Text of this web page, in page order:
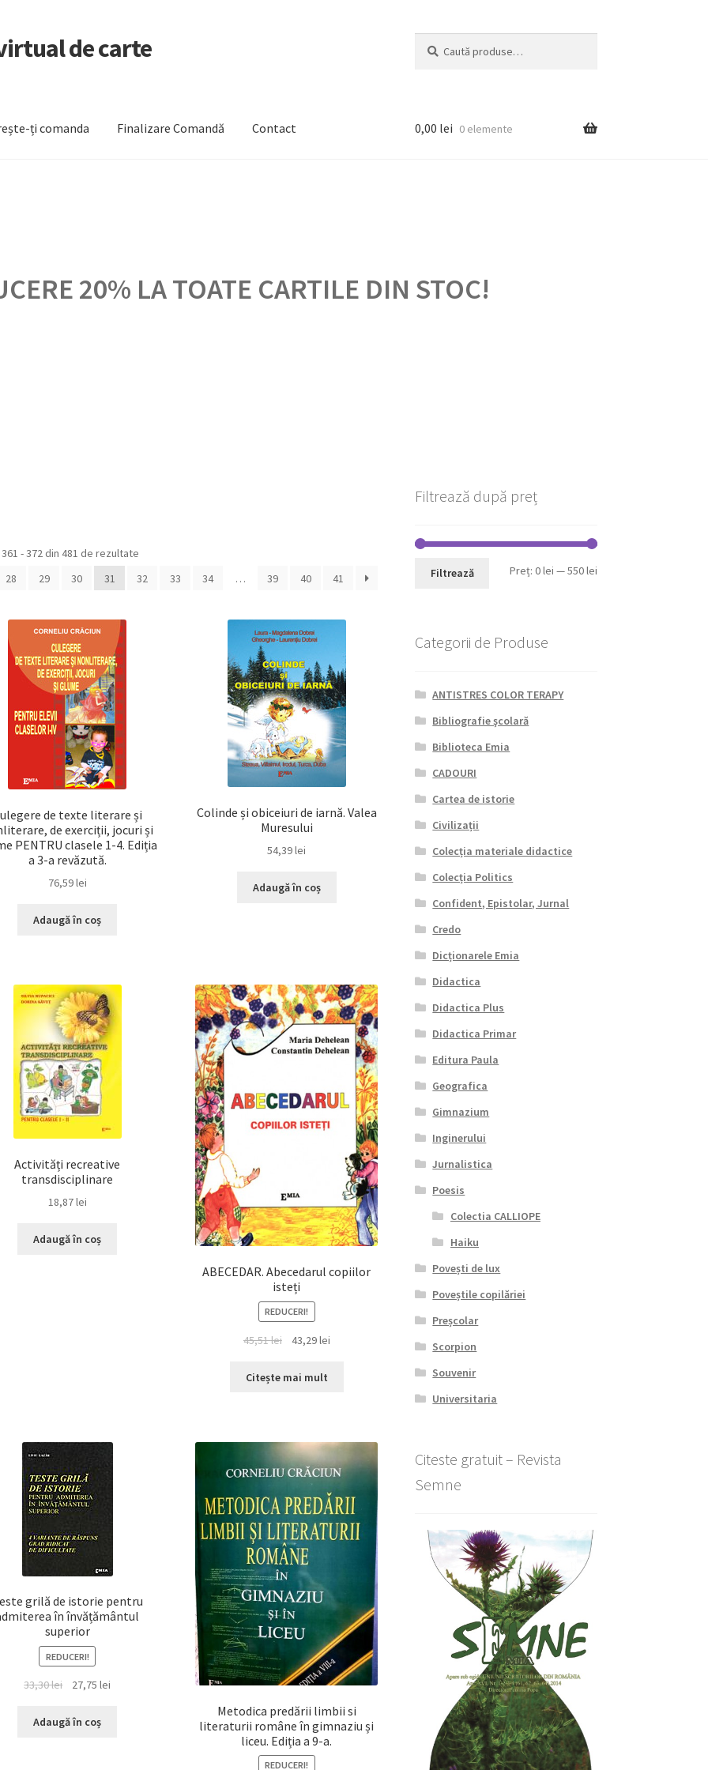
de carte
după:
ți comanda Finalizare Comandă Contact 0,00 lei 0 elemente
20% LA TOATE CARTILE DIN STOC!
- 372 din 481 de rezultate
28 29 30 31 32 33 34 … 39 40 41
de texte literare și
de exerciții, jocuri și
PENTRU clasele 1-4. Ediția
a 3-a revăzută.
76,59lei
Adaugă în coș
Colinde și obiceiuri de iarnă. Valea
Muresului
54,39lei
Adaugă în coș
Activități recreative
transdisciplinare
18,87lei
Adaugă în coș
ABECEDAR. Abecedarul copiilor
isteți
REDUCERI!
45,51lei
Prețul
a
43,29leiPrețul
Citește mai mult
grilă de istorie pentru
în învățământul
superior
REDUCERI!
33,30lei
Prețul
a
27,75 lei
Adaugă în coș
Metodica predării limbii si
literaturii române în gimnaziu și
liceu. Ediția a 9-a.
REDUCERI!
Filtrează după preț
Preț
Preț
Filtrează Preț: 0 lei —550 lei
Categorii de Produse
ANTISTRES COLOR TERAPY
Bibliografie şcolară
Biblioteca Emia
CADOURI
Cartea de istorie
Civilizații
Colecția materiale didactice
Colecția Politics
Confident, Epistolar, Jurnal
Credo
Dicționarele Emia
Didactica
Didactica Plus
Didactica Primar
Editura Paula
Geografica
Gimnazium
Inginerului
Jurnalistica
Poesis
Colectia CALLIOPE
Haiku
Povești de lux
Poveștile copilăriei
Preșcolar
Scorpion
Souvenir
Universitaria
Citeste gratuit – Revista
Semne